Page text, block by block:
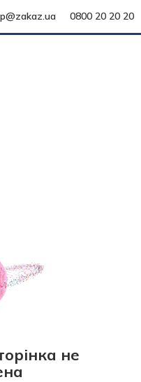
0800 20 20 20
не